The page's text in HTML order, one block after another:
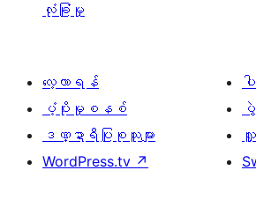
လုံခြုံမှု
လေ့လာရန်
ပံ့ပိုးမှုစနစ်
ဒဏ္ဍာရီပြုစုသူများ
WordPress.tv ↗